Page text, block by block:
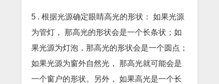
5 . 根据光源确定眼睛高光的形状： 如果光源
为管灯， 那高光的形状会是一个长条状；如
果光源为灯泡，那高光的形状会是一个圆点；
如果光源为窗外自然光， 那高光就可能会是
一个窗户的形状。另外， 如果高光是一个长